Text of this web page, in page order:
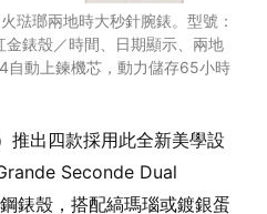
琺瑯兩地時大秒針腕錶。型號：
錶殼／時間、日期顯示、兩地
動上鍊機芯，動力儲存65小時
出四款採用此全新美學設
Seconde Dual
錶殼，搭配縞瑪瑙或鍍銀蛋